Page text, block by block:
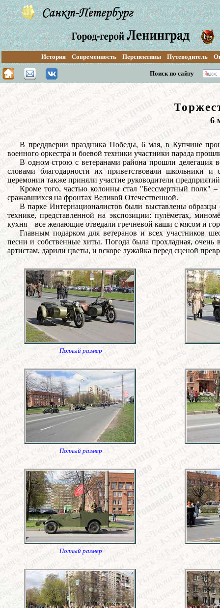
История Современность Перспективы Путеводитель
Поиск по сайту
6
В преддверии праздника Победы, 6 мая, в Купчине
военного оркестра и боевой техники участники парада
В одном строю с ветеранами района прошли делегация
словами благодарности их приветствовали школьники
церемонии также приняли участие руководители
Кроме того, частью колонны стал "Бессмертный полк"
сражавшихся на фронтах Великой Отечественной.
В парке Интернационалистов были выставлены образцы
технике, представленной на экспозиции: пулёметах,
кухня – все желающие отведали гречневой каши с мясом и
Главным подарком для ветеранов и всех участников
песни и собственные хиты. Погода была прохладная, очень
артистам, дарили цветы, и вскоре лужайка перед сценой
Полный размер
Полный размер
Полный размер